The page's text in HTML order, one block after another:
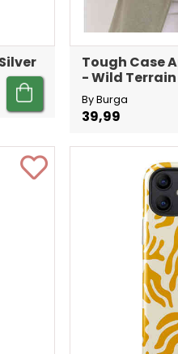
Tough Case
- Wild Terrain
By Burga
39,99